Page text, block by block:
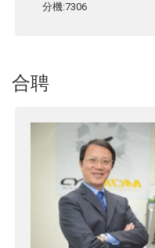
分機:7306
合聘